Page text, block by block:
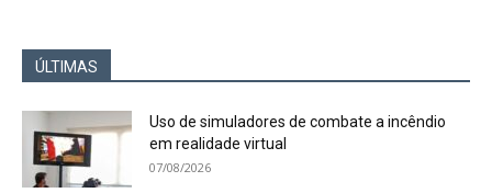
ÚLTIMAS
Uso de simuladores de combate a incêndio
em realidade virtual
07/08/2026